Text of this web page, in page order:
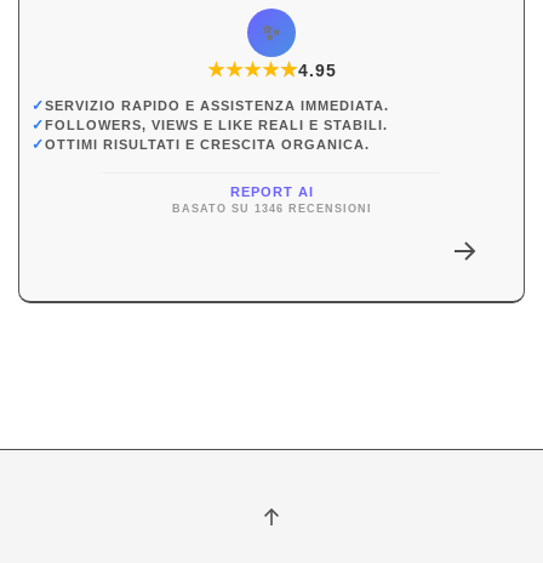
✨
★★★★★
★4.95
✓SERVIZIO RAPIDO E ASSISTENZA IMMEDIATA.
✓FOLLOWERS, VIEWS E LIKE REALI E STABILI.
✓OTTIMI RISULTATI E CRESCITA ORGANICA.
REPORT AI
BASATO SU 1346 RECENSIONI